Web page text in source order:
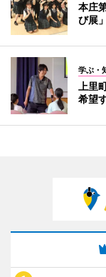
本庄
び展
学ぶ・
上里
希望